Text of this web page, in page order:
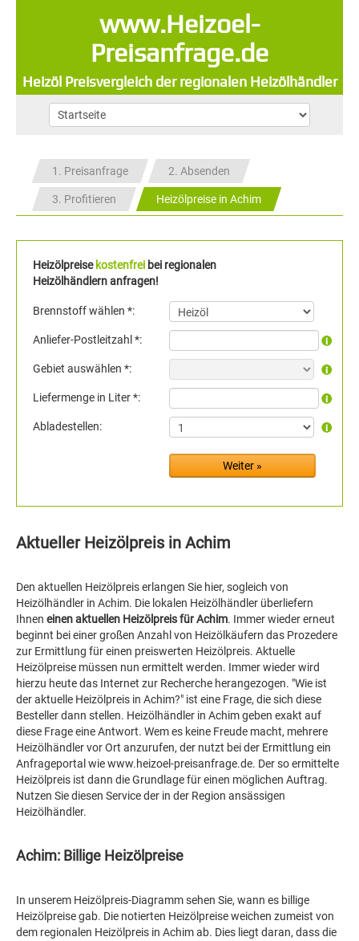
www.Heizoel-
Preisanfrage.de
Heizöl Preisvergleich der regionalen Heizölhändler
1. Preisanfrage 2. Absenden
3. Profitieren Heizölpreise in Achim
Heizölpreise kostenfrei bei regionalen
Heizölhändlern anfragen!
Brennstoff wählen *:
Anliefer-Postleitzahl *:
Gebiet auswählen *:
Liefermenge in Liter *:
Abladestellen:
Aktueller Heizölpreis in Achim
Den aktuellen Heizölpreis erlangen Sie hier, sogleich von
Heizölhändler in Achim. Die lokalen Heizölhändler überliefern
Ihnen einen aktuellen Heizölpreis für Achim. Immer wieder erneut
beginnt bei einer großen Anzahl von Heizölkäufern das Prozedere
zur Ermittlung für einen preiswerten Heizölpreis. Aktuelle
Heizölpreise müssen nun ermittelt werden. Immer wieder wird
hierzu heute das Internet zur Recherche herangezogen. "Wie ist
der aktuelle Heizölpreis in Achim?" ist eine Frage, die sich diese
Besteller dann stellen. Heizölhändler in Achim geben exakt auf
diese Frage eine Antwort. Wem es keine Freude macht, mehrere
Heizölhändler vor Ort anzurufen, der nutzt bei der Ermittlung ein
Anfrageportal wie www.heizoel-preisanfrage.de. Der so ermittelte
Heizölpreis ist dann die Grundlage für einen möglichen Auftrag.
Nutzen Sie diesen Service der in der Region ansässigen
Heizölhändler.
Achim: Billige Heizölpreise
In unserem Heizölpreis-Diagramm sehen Sie, wann es billige
Heizölpreise gab. Die notierten Heizölpreise weichen zumeist von
dem regionalen Heizölpreis in Achim ab. Dies liegt daran, dass die